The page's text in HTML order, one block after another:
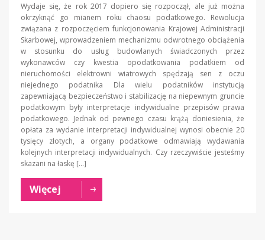
Wydaje się, że rok 2017 dopiero się rozpoczął, ale już można
okrzyknąć go mianem roku chaosu podatkowego. Rewolucja
związana z rozpoczęciem funkcjonowania Krajowej Administracji
Skarbowej, wprowadzeniem mechanizmu odwrotnego obciążenia
w stosunku do usług budowlanych świadczonych przez
wykonawców czy kwestia opodatkowania podatkiem od
nieruchomości elektrowni wiatrowych spędzają sen z oczu
niejednego podatnika Dla wielu podatników instytucją
zapewniającą bezpieczeństwo i stabilizację na niepewnym gruncie
podatkowym były interpretacje indywidualne przepisów prawa
podatkowego. Jednak od pewnego czasu krążą doniesienia, że
opłata za wydanie interpretacji indywidualnej wynosi obecnie 20
tysięcy złotych, a organy podatkowe odmawiają wydawania
kolejnych interpretacji indywidualnych. Czy rzeczywiście jesteśmy
skazani na łaskę […]
Więcej